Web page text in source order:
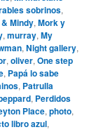
sobrinos,
Mindy,Mork y
,murray,My
,Night gallery,
,oliver,One step
, Papá lo sabe
, Patrulla
, Perdidos
Place,photo,
libro azul,